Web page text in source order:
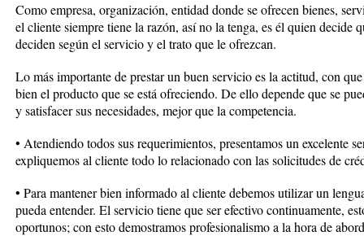
Como empresa, organización, entidad donde se ofrecen bienes,
el cliente siempre tiene la razón, así no la tenga, es él quien decide
deciden según el servicio y el trato que le ofrezcan.
Lo más importante de prestar un buen servicio es la actitud, con
bien el producto que se está ofreciendo. De ello depende que se
y satisfacer sus necesidades, mejor que la competencia.
• Atendiendo todos sus requerimientos, presentamos un excelente
expliquemos al cliente todo lo relacionado con las solicitudes de
• Para mantener bien informado al cliente debemos utilizar un
pueda entender. El servicio tiene que ser efectivo continuamente,
oportunos; con esto demostramos profesionalismo a la hora de